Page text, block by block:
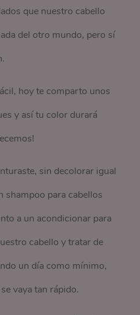
que nuestro cabello
del otro mundo, pero sí
hoy te comparto unos
y así tu color durará
sin decolorar igual
shampoo para cabellos
a un acondicionar para
cabello y tratar de
un día como mínimo,
vaya tan rápido.